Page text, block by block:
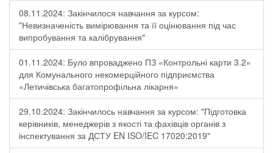
08.11.2024: Закінчилося навчання за курсом:
"Невизначеність вимірювання та її оцінювання під час
випробування та калібрування"
01.11.2024: Було впроваджено ПЗ «Контрольні карти 3.2»
для Комунального некомерційного підприємства
«Летичівська багатопрофільна лікарня»
29.10.2024: Закінчилось навчання за курсом: "Підготовка
керівників, менеджерів з якості та фахівців органів з
інспектування за ДСТУ EN ISO/IEC 17020:2019"